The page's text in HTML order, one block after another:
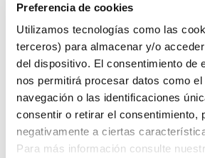
Preferencia de cookies
Utilizamos tecnologías como las
terceros) para almacenar y/o
del dispositivo. El consentimiento de
nos permitirá procesar datos como
navegación o las identificaciones
consentir o retirar el consentimiento,
negativamente a ciertas
Para más información consulte
Agotado
Introduce tu e-mail y te avisaremos
estar disponible.